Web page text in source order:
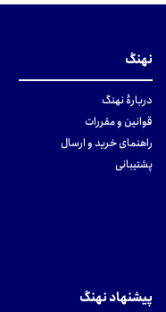
نهنگ
دربارهٔ نهنگ
قوانین و مقررات
راهنمای خرید و ارسال
پشتیبانی
پیشنهاد نهنگ